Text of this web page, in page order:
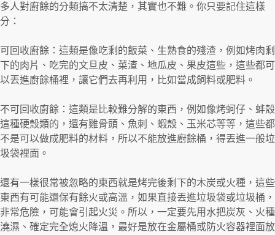
多人對廚餘的分類搞不太清楚，其實也不難。你只要記住這樣
分：
可回收廚餘：這類是像吃剩的飯菜、生熟食的殘渣，例如烤肉剩
下的肉片、吃完的文旦皮、菜渣、地瓜皮、果皮這些，這些都可
以丟進廚餘桶裡，讓它們去再利用，比如當成飼料或肥料。
不可回收廚餘：這類是比較難分解的東西，例如像烤蚵仔、蚌殼
這種硬殼類的，還有雞骨頭、魚刺、蝦殼、玉米芯等等，這些都
不是可以做成肥料的材料，所以不能放進廚餘桶，得丟進一般垃
圾袋裡面。
還有一樣很常被忽略的東西就是烤完後剩下的木炭或火種，這些
東西有可能還保有餘火或高溫，如果直接丟進垃圾袋或垃圾桶，
非常危險，可能會引起火災。所以，一定要先用水把炭灰、火種
澆濕、確定完全熄火降溫，最好是放在金屬桶或防火容器裡面放